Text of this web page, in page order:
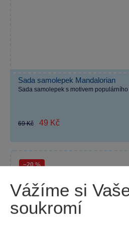
Sada samolepek Mandalorian
Sada samolepek s motivem
69 Kč 49 Kč
−20 %
Vážíme si
soukromí